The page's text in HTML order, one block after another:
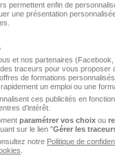
permettent enfin de
une présentation
et nos partenaires (Facebook,
traceurs pour vous proposer
de formations
un emploi ou une
ces publicités en
d’intérêt.
paramétrer vos choix ou
sur le lien "Gérer les
notre Politique de